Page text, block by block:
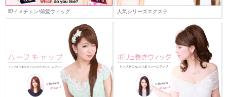
即イメチェン!前髪ウィッグ 人気シリーズエクステ